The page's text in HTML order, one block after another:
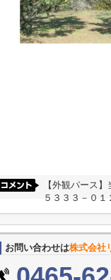
【外観パース
５３３３－０１
お問い合わせは株式会社